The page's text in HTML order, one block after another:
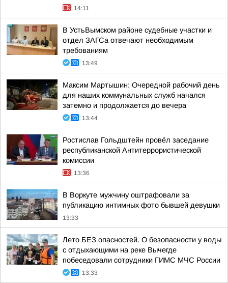
14:11
В УстьВымском районе судебные участки и
отдел ЗАГСа отвечают необходимым
требованиям
13:49
Максим Мартышин: Очередной рабочий день
для наших коммунальных служб начался
затемно и продолжается до вечера
13:44
Ростислав Гольдштейн провёл заседание
республиканской Антитеррористической
комиссии
13:36
В Воркуте мужчину оштрафовали за
публикацию интимных фото бывшей девушки
13:33
Лето БЕЗ опасностей. О безопасности у воды
с отдыхающими на реке Вычегде
побеседовали сотрудники ГИМС МЧС России
13:33